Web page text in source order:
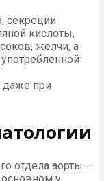
секреции
кислоты,
желчи, а
даже при
отдела аорты –